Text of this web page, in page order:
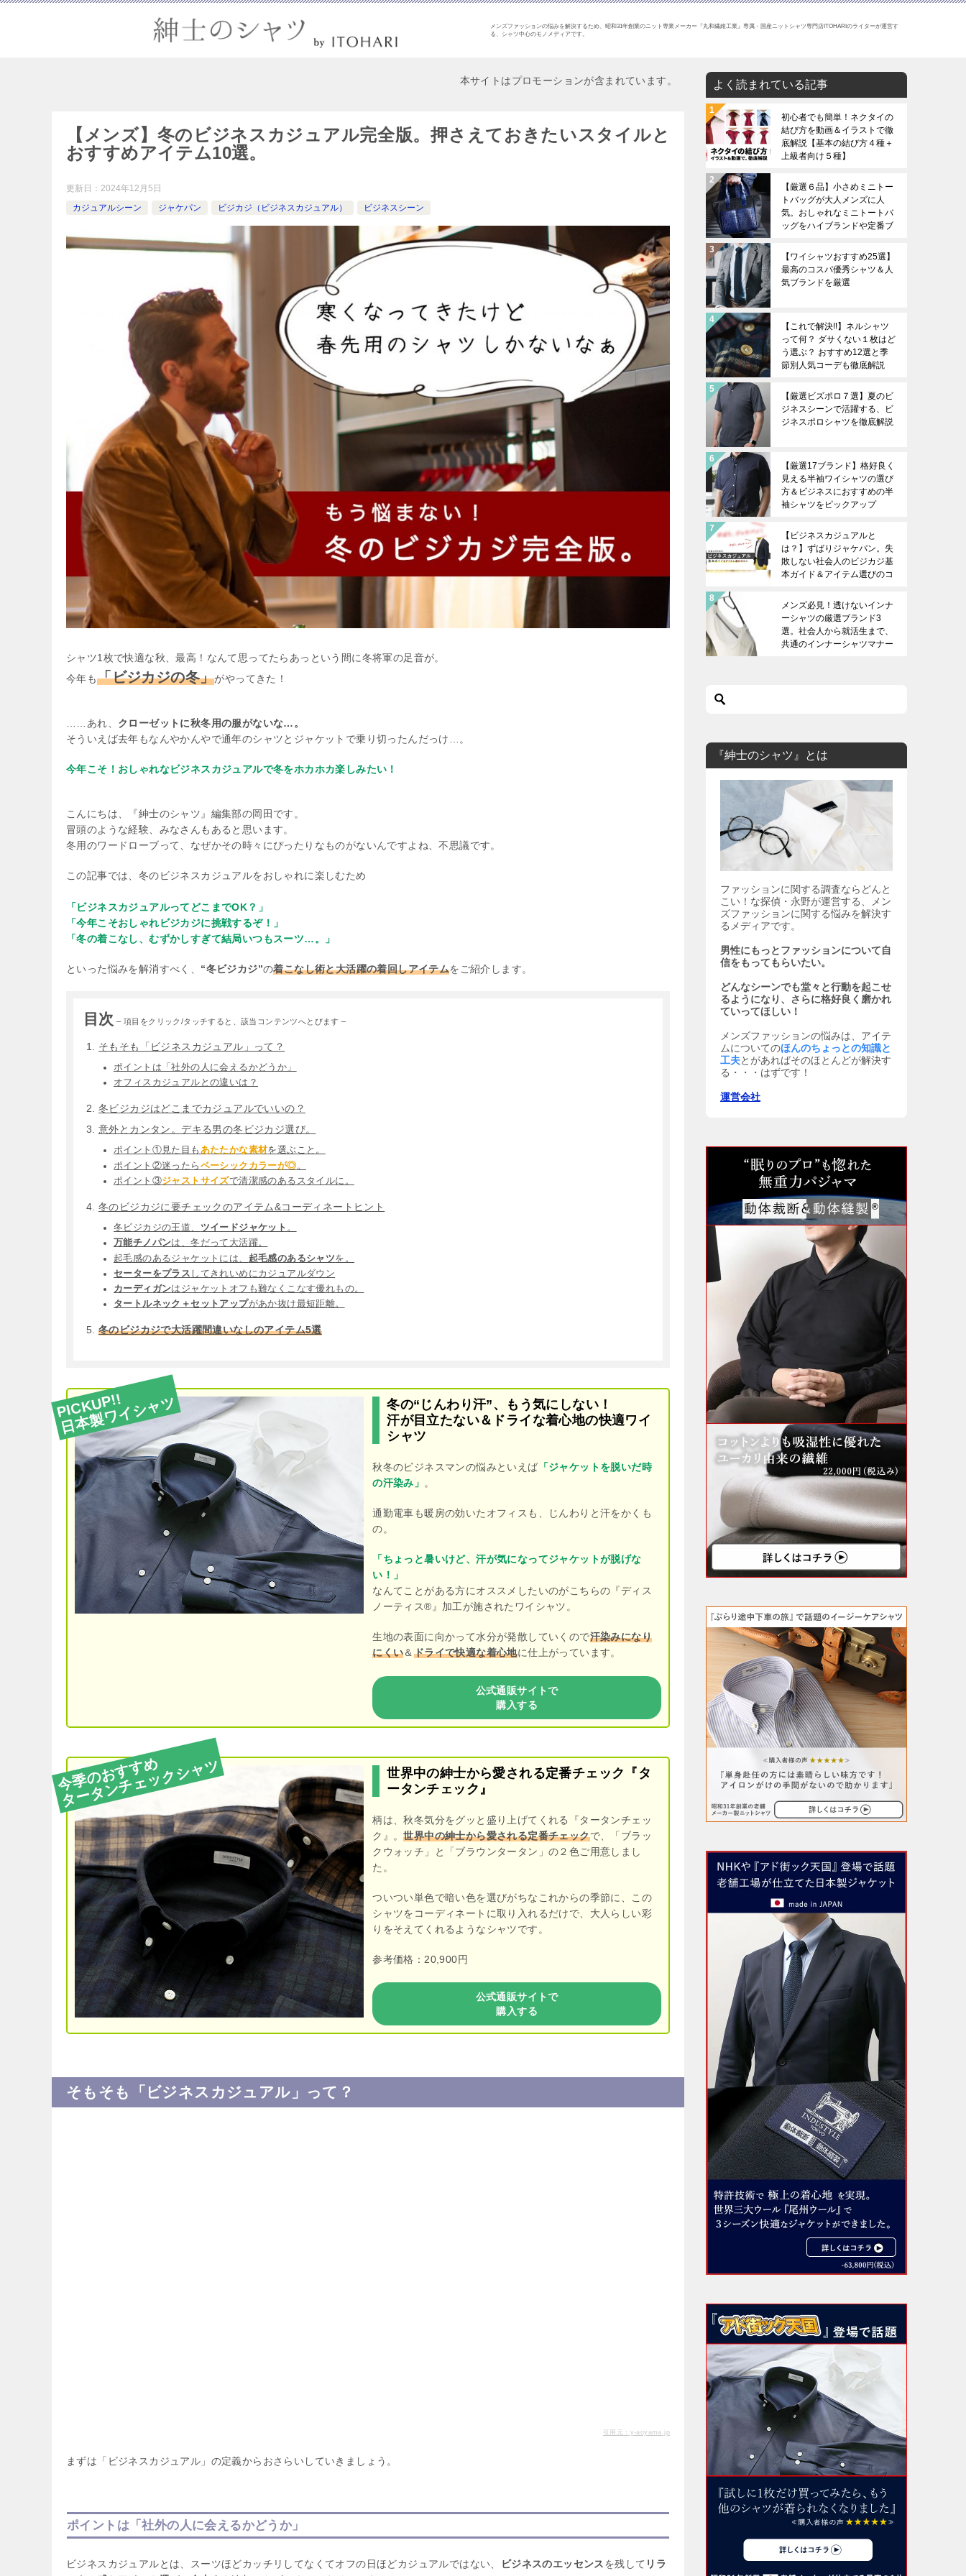
メンズファッションの悩みを解決するため、昭和31年創業のニット専業メーカー『丸和繊維工業』専属・国産ニットシャツ専門店ITOHARIのライターが運営す
る、シャツ中心のモノメディアです。
本サイトはプロモーションが含まれています。
【メンズ】冬のビジネスカジュアル完全版。押さえておきたいスタイルと
おすすめアイテム10選。
更新日： 2024年12月5日
カジュアルシーン
ジャケパン ビジカジ（ビジネスカジュアル） ビジネスシーン
シャツ1枚で快適な秋、最高！なんて思ってたらあっという間に冬将軍の足音が。
今年も「ビジカジの冬」がやってきた！
……あれ、 クローゼットに秋冬用の服がないな…。
そういえば去年もなんやかんやで通年のシャツとジャケットで乗り切ったんだっけ…。
今年こそ！おしゃれなビジネスカジュアルで冬をホカホカ楽しみたい！
こんにちは、『紳士のシャツ』編集部の岡田です。
冒頭のような経験、みなさんもあると思います。
冬用のワードローブって、なぜかその時々にぴったりなものがないんですよね、不思議です。
この記事では、冬のビジネスカジュアルをおしゃれに楽しむため
「ビジネスカジュアルってどこまでOK？」
「今年こそおしゃれビジカジに挑戦するぞ！」
「冬の着こなし、むずかしすぎて結局いつもスーツ…。」
といった悩みを解消すべく、 “冬ビジカジ”の着こなし術と大活躍の着回しアイテムをご紹介します。
目次 – 項目をクリック/タッチすると、該当コンテンツへとびます –
そもそも「ビジネスカジュアル」って？
ポイントは「社外の人に会えるかどうか」
オフィスカジュアルとの違いは？
冬ビジカジはどこまでカジュアルでいいの？
意外とカンタン。デキる男の冬ビジカジ選び。
ポイント①見た目も あたたかな素材を選ぶこと。
ポイント②迷ったら ベーシックカラーが◎ 。
ポイント③ジャストサイズで清潔感のあるスタイルに。
冬のビジカジに要チェックのアイテム&コーディネートヒント
冬ビジカジの王道、 ツイードジャケット 。
万能チノパンは、冬だって大活躍。
起毛感のあるジャケットには、 起毛感のあるシャツを。
セーターをプラス してきれいめにカジュアルダウン
カーディガンはジャケットオフも難なくこなす優れもの。
タートルネック＋セットアップがあか抜け最短距離。
冬のビジカジで大活躍間違いなしのアイテム5選
PICKUP!!
日本製ワイシャツ
冬の“じんわり汗”、もう気にしない！
汗が目立たない＆ドライな着心地の快適ワイ
シャツ
秋冬のビジネスマンの悩みといえば 「ジャケットを脱いだ時
の汗染み」 。
通勤電車も暖房の効いたオフィスも、じんわりと汗をかくも
の。
「ちょっと暑いけど、汗が気になってジャケットが脱げな
い！」
なんてことがある方にオススメしたいのがこちらの『ディス
ノーティス®︎』加工が施されたワイシャツ。
生地の表面に向かって水分が発散していくので汗染みになり
にくい＆ドライで快適な着心地に仕上がっています。
公式通販サイトで
購入する
今季のおすすめ
タータンチェックシャツ
世界中の紳士から愛される定番チェック『タ
ータンチェック』
柄は、秋冬気分をグッと盛り上げてくれる『タータンチェッ
ク』。世界中の紳士から愛される定番チェックで、「ブラッ
クウォッチ」と「ブラウンタータン」の２色ご用意しまし
た。
ついつい単色で暗い色を選びがちなこれからの季節に、この
シャツをコーディネートに取り入れるだけで、大人らしい彩
りをそえてくれるようなシャツです。
参考価格：20,900円
公式通販サイトで
購入する
そもそも「ビジネスカジュアル」って？
引用元：y-aoyama.jp
まずは「ビジネスカジュアル」の定義からおさらいしていきましょう。
ポイントは「社外の人に会えるかどうか」
ビジネスカジュアルとは、スーツほどカッチリしてなくてオフの日ほどカジュアルではない、 ビジネスのエッセンスを残して リラ
よく読まれている記事
初心者でも簡単！ネクタイの
結び方を動画＆イラストで徹
底解説【基本の結び方４種＋
上級者向け５種】
【厳選６品】小さめミニトー
トバッグが大人メンズに人
気。おしゃれなミニトートバ
ッグをハイブランドや定番ブ
【ワイシャツおすすめ25選】
最高のコスパ優秀シャツ＆人
気ブランドを厳選
【これで解決!!】ネルシャツ
って何？ ダサくない１枚はど
う選ぶ？ おすすめ12選と季
節別人気コーデも徹底解説
【厳選ビズポロ７選】夏のビ
ジネスシーンで活躍する、ビ
ジネスポロシャツを徹底解説
【厳選17ブランド】格好良く
見える半袖ワイシャツの選び
方＆ビジネスにおすすめの半
袖シャツをピックアップ
【ビジネスカジュアルと
は？】ずばりジャケパン。失
敗しない社会人のビジカジ基
本ガイド＆アイテム選びのコ
メンズ必見！透けないインナ
ーシャツの厳選ブランド3
選。社会人から就活生まで、
共通のインナーシャツマナー
『紳士のシャツ』とは
ファッションに関する調査ならどんと
こい！な探偵・永野が運営する、メン
ズファッションに関する悩みを解決す
るメディアです。
男性にもっとファッションについて自
信をもってもらいたい。
どんなシーンでも堂々と行動を起こせ
るようになり、さらに格好良く磨かれ
ていってほしい！
メンズファッションの悩みは、アイテ
ムについてのほんのちょっとの知識と
工夫とがあればそのほとんどが解決す
る・・・はずです！
運営会社